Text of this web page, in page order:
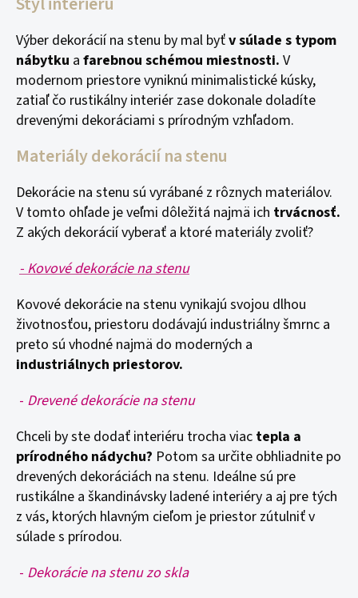
Výber dekorácií na stenu by mal byťv súlade s typom
nábytku a farebnou schémou miestnosti. V
modernom priestore vyniknú minimalistické kúsky,
zatiaľ čo rustikálny interiér zase dokonale doladíte
drevenými dekoráciami s prírodným vzhľadom.
Materiály dekorácií na stenu
Dekorácie na stenu sú vyrábané z rôznych materiálov.
V tomto ohľade je veľmi dôležitá najmä ich trvácnosť.
Z akých dekorácií vyberať a ktoré materiály zvoliť?
- Kovové dekorácie na stenu
Kovové dekorácie na stenu vynikajú svojou dlhou
životnosťou, priestoru dodávajú industriálny šmrnc a
preto sú vhodné najmä do moderných a
industriálnych priestorov.
- Drevené dekorácie na stenu
Chceli by ste dodať interiéru trocha viac tepla a
prírodného nádychu? Potom sa určite obhliadnite po
drevených dekoráciách na stenu. Ideálne sú pre
rustikálne a škandinávsky ladené interiéry a aj pre tých
z vás, ktorých hlavným cieľom je priestor zútulniť v
súlade s prírodou.
- Dekorácie na stenu zo skla